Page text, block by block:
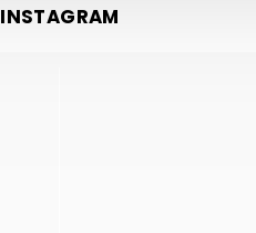
INSTAGRAM